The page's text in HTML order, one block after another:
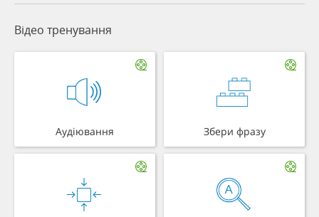
Відео тренування
Аудіювання Збери фразу